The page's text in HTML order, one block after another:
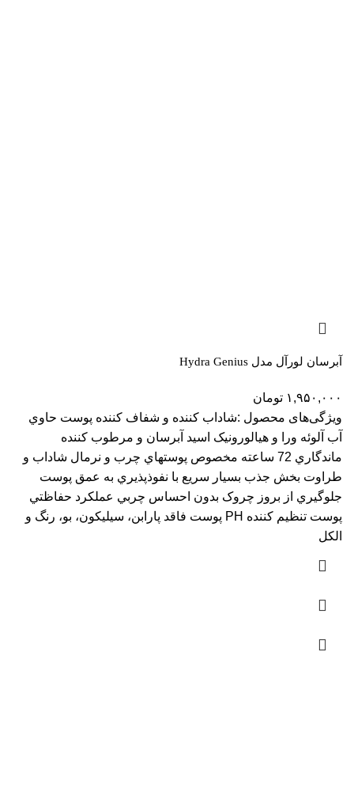
آبرسان لورآل مدل Hydra Genius
۱,۹۵۰,۰۰۰ تومان
ویژگی‌های محصول :شاداب کننده و شفاف کننده پوست حاوي
آب آلوئه ورا و هيالورونيک اسيد آبرسان و مرطوب کننده
ماندگاري 72 ساعته مخصوص پوستهاي چرب و نرمال شاداب و
طراوت بخش جذب بسيار سريع با نفوذپذيري به عمق پوست
جلوگيري از بروز چروک بدون احساس چربي عملکرد حفاظتي
پوست تنظيم کننده PH پوست فاقد پارابن، سيليکون، بو، رنگ و
الکل